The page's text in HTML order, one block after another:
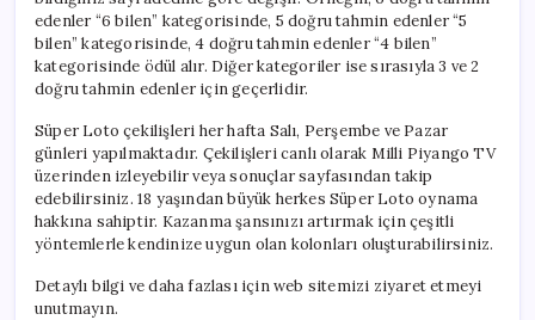
edenler “6 bilen” kategorisinde, 5 doğru tahmin edenler “5
bilen” kategorisinde, 4 doğru tahmin edenler “4 bilen”
kategorisinde ödül alır. Diğer kategoriler ise sırasıyla 3 ve 2
doğru tahmin edenler için geçerlidir.
Süper Loto çekilişleri her hafta Salı, Perşembe ve Pazar
günleri yapılmaktadır. Çekilişleri canlı olarak Milli Piyango TV
üzerinden izleyebilir veya sonuçlar sayfasından takip
edebilirsiniz. 18 yaşından büyük herkes Süper Loto oynama
hakkına sahiptir. Kazanma şansınızı artırmak için çeşitli
yöntemlerle kendinize uygun olan kolonları oluşturabilirsiniz.
Detaylı bilgi ve daha fazlası için web sitemizi ziyaret etmeyi
unutmayın.